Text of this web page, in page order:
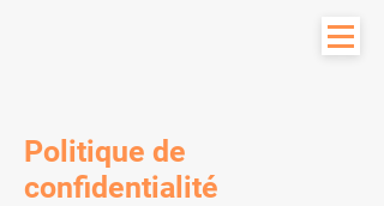
Politique de
confidentialité